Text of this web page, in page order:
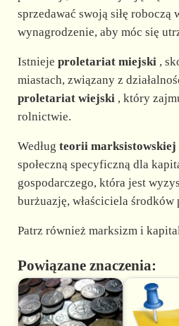
sprzedawać swoją siłę roboczą
wynagrodzenie, aby móc się
Istnieje proletariat miejski,
miastach, związany z
proletariat wiejski, który
rolnictwie.
Według teorii marksistowskiej
społeczną specyficzną dla
gospodarczego, która jest
burżuazję, właściciela
Patrz również marksizm i
Powiązane znaczenia: